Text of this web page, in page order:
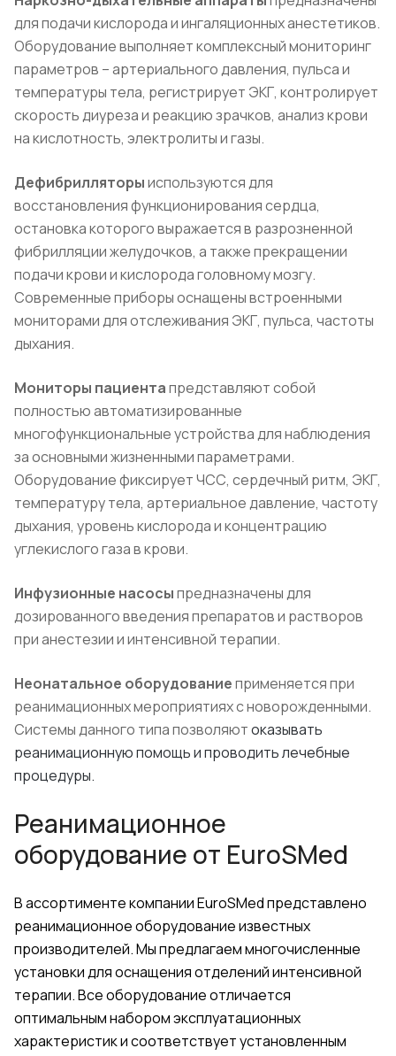
для подачи кислорода и ингаляционных анестетиков.
Оборудование выполняет комплексный мониторинг
параметров – артериального давления, пульса и
температуры тела, регистрирует ЭКГ, контролирует
скорость диуреза и реакцию зрачков, анализ крови
на кислотность, электролиты и газы.
Дефибрилляторыиспользуются для
восстановления функционирования сердца,
остановка которого выражается в разрозненной
фибрилляции желудочков, а также прекращении
подачи крови и кислорода головному мозгу.
Современные приборы оснащены встроенными
мониторами для отслеживания ЭКГ, пульса, частоты
дыхания.
Мониторы пациентапредставляют собой
полностью автоматизированные
многофункциональные устройства для наблюдения
за основными жизненными параметрами.
Оборудование фиксирует ЧСС, сердечный ритм, ЭКГ,
температуру тела, артериальное давление, частоту
дыхания, уровень кислорода и концентрацию
углекислого газа в крови.
Инфузионные насосыпредназначены для
дозированного введения препаратов и растворов
при анестезии и интенсивной терапии.
Неонатальное оборудованиеприменяется при
реанимационных мероприятиях с новорожденными.
Системы данного типа позволяютоказывать
реанимационную помощь и проводить лечебные
процедуры.
Реанимационное
оборудование от EuroSMed
В ассортименте компанииEuroSMedпредставлено
реанимационное оборудование известных
производителей. Мы предлагаем многочисленные
установки для оснащения отделений интенсивной
терапии. Все оборудование отличается
оптимальным набором эксплуатационных
характеристик и соответствует установленным